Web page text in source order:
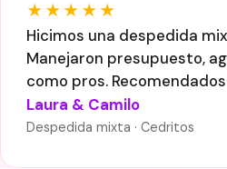
★★★★★
Hicimos una despedida
Manejaron presupuesto,
como pros.
Laura & Camilo
Despedida mixta · Cedritos